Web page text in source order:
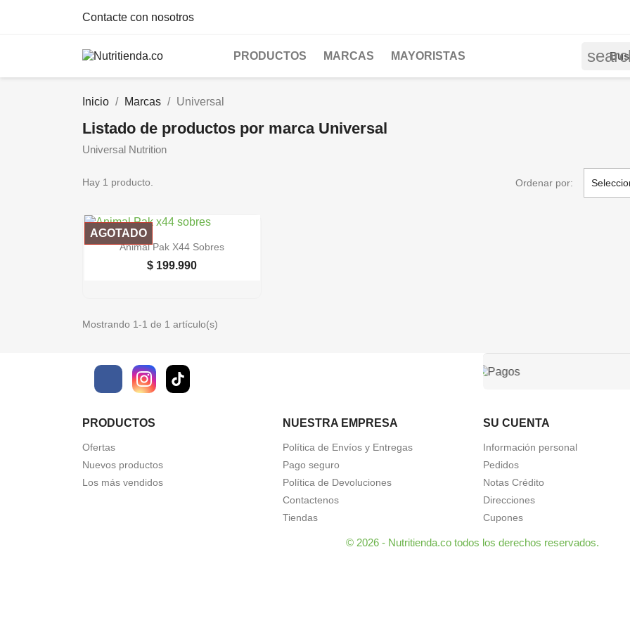
Contacte con nosotros
PRODUCTOS MARCAS MAYORISTAS
Inicio Marcas Universal
Listado de productos por marca Universal
Universal Nutrition
Hay 1 producto. Ordenar por:
 Vista rápida
Animal Pak X44 Sobres
$ 199.990
AGOTADO
Mostrando 1-1 de 1 artículo(s)
Facebook
PRODUCTOS
Ofertas
Nuevos productos
Los más vendidos
NUESTRA EMPRESA
Política de Envíos y Entregas
Pago seguro
Política de Devoluciones
Contactenos
Tiendas
SU CUENTA
Información personal
Pedidos
Notas Crédito
Direcciones
Cupones
© 2026 - Nutritienda.co todos los derechos reservados.